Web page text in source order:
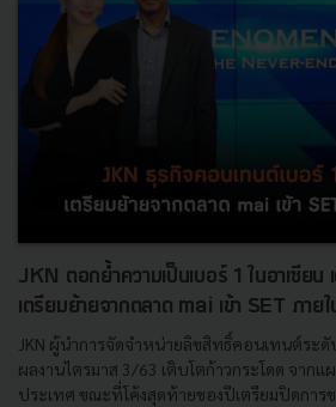
JKN ตอกย้ำความเป็นเบอร์ 1 ในอาเซียน
เตรียมย้ายจากตลาด mai เข้า SET ภาย
JKN ผู้นำการจัดจำหน่ายลิขสิทธิ์คอนเทนต์ระ
ผลงานไตรมาส 3/63 เติบโตก้าวกระโดด จาก
ประเทศ ขณะที่โค้งสุดท้ายของปีเตรียมปิดการข